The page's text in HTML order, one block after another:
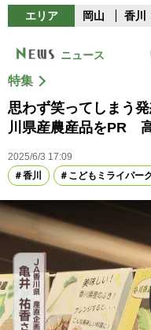
エリア 岡山 香川
ニュース
特集
思わず笑ってしまう
川県産農産品をPR
2025/6/3 17:09
香川
こどもミライパー